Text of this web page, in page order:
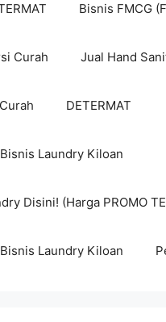
Bisnis FMCG
Curah Jual Hand
DETERMAT
Laundry Kiloan
Disini! (Harga PROMO
Laundry Kiloan